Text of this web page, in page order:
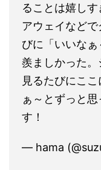
ることは嬉しす
アウェイなど
びに「いいなぁ
羨ましかった
見るたびにこ
ぁ～とずっと
す！
— hama